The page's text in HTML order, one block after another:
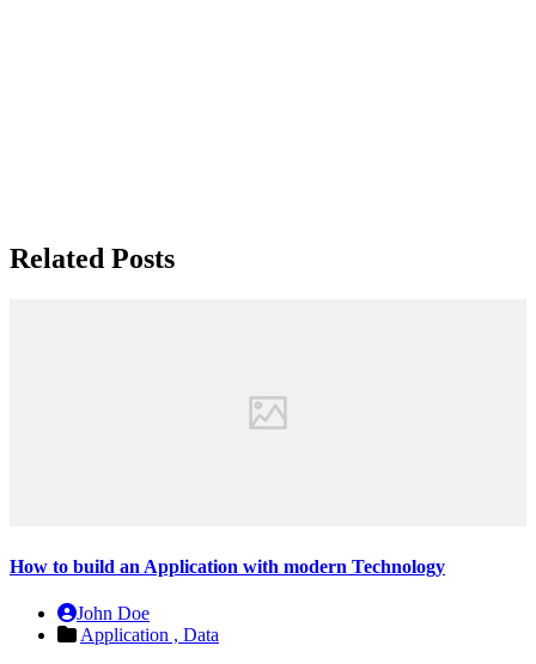
Related Posts
How to build an Application with modern Technology
John Doe
Application , Data